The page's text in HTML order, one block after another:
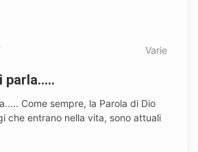
Varie
parla.....
Come sempre, la Parola di Dio
che entrano nella vita, sono attuali